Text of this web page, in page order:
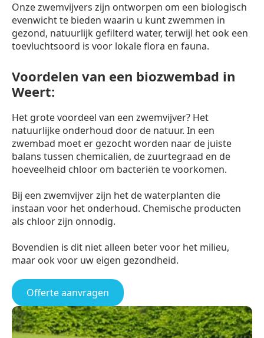
Onze zwemvijvers zijn ontworpen om een biologisch
evenwicht te bieden waarin u kunt zwemmen in
gezond, natuurlijk gefilterd water, terwijl het ook een
toevluchtsoord is voor lokale flora en fauna.
Voordelen van een biozwembad in
Weert:
Het grote voordeel van een zwemvijver? Het
natuurlijke onderhoud door de natuur. In een
zwembad moet er gezocht worden naar de juiste
balans tussen chemicaliën, de zuurtegraad en de
hoeveelheid chloor om bacteriën te voorkomen.
Bij een zwemvijver zijn het de waterplanten die
instaan voor het onderhoud. Chemische producten
als chloor zijn onnodig.
Bovendien is dit niet alleen beter voor het milieu,
maar ook voor uw eigen gezondheid.
Offerte aanvragen